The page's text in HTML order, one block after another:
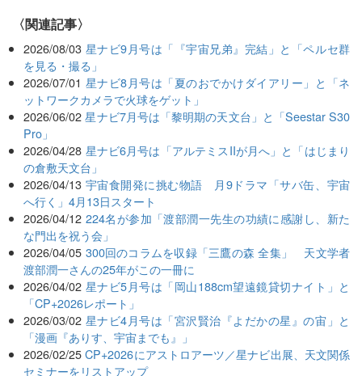
関連記事
2026/08/03 星ナビ9月号は「『宇宙兄弟』完結」と「ペルセ群
を見る・撮る」
2026/07/01 星ナビ8月号は「夏のおでかけダイアリー」と「ネ
ットワークカメラで火球をゲット」
2026/06/02 星ナビ7月号は「黎明期の天文台」と「Seestar S30
Pro」
2026/04/28 星ナビ6月号は「アルテミスIIが月へ」と「はじまり
の倉敷天文台」
2026/04/13 宇宙食開発に挑む物語 月9ドラマ「サバ缶、宇宙
へ行く」4月13日スタート
2026/04/12 224名が参加「渡部潤一先生の功績に感謝し、新た
な門出を祝う会」
2026/04/05 300回のコラムを収録「三鷹の森 全集」 天文学者
渡部潤一さんの25年がこの一冊に
2026/04/02 星ナビ5月号は「岡山188cm望遠鏡貸切ナイト」と
「CP+2026レポート」
2026/03/02 星ナビ4月号は「宮沢賢治『よだかの星』の宙」と
「漫画『ありす、宇宙までも』」
2026/02/25 CP+2026にアストロアーツ／星ナビ出展、天文関係
セミナーをリストアップ